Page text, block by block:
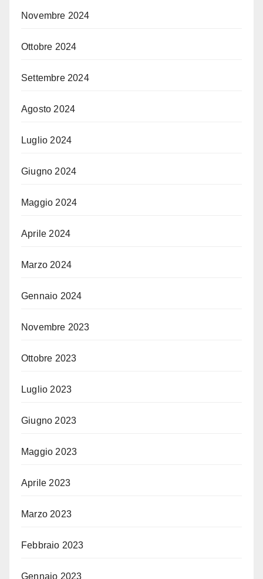
Novembre 2024
Ottobre 2024
Settembre 2024
Agosto 2024
Luglio 2024
Giugno 2024
Maggio 2024
Aprile 2024
Marzo 2024
Gennaio 2024
Novembre 2023
Ottobre 2023
Luglio 2023
Giugno 2023
Maggio 2023
Aprile 2023
Marzo 2023
Febbraio 2023
Gennaio 2023